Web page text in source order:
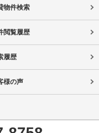
物件検索
閲覧履歴
履歴
様の声